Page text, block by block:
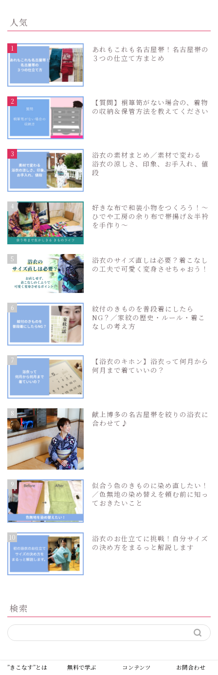
人気
1
あれもこれも名古屋帯！名古屋帯の
３つの仕立て方まとめ
2
【質問】桐箪笥がない場合の、着物
の収納＆保管方法を教えてください
3
浴衣の素材まとめ／素材で変わる
浴衣の涼しさ、印象、お手入れ、値
段
4
好きな布で和装小物をつくろう！〜
ひでや工房の余り布で帯揚げ＆半衿
を手作り〜
5
浴衣のサイズ直しは必要？着こなし
の工夫で可愛く変身させちゃおう！
6
紋付のきものを普段着にしたら
NG？／家紋の歴史・ルール・着こ
なしの考え方
7
【浴衣のキホン】浴衣って何月から
何月まで着ていいの？
8
献上博多の名古屋帯を絞りの浴衣に
合わせて♪
9
似合う色のきものに染め直したい！
／色無地の染め替えを頼む前に知っ
ておきたいこと
10
浴衣のお仕立てに挑戦！自分サイズ
の決め方をまるっと解説します
検索
カテゴリー
”きこなす”とは 無料で学ぶ コンテンツ お問合わせ